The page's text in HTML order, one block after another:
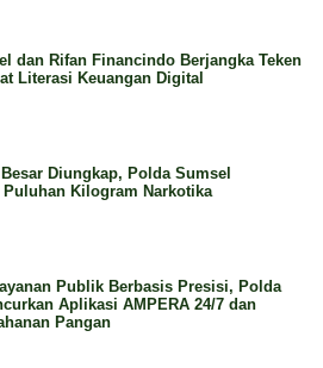
dan Rifan Financindo Berjangka Teken
Literasi Keuangan Digital
Diungkap, Polda Sumsel
Puluhan Kilogram Narkotika
Publik Berbasis Presisi, Polda
Aplikasi AMPERA 24/7 dan
Pangan